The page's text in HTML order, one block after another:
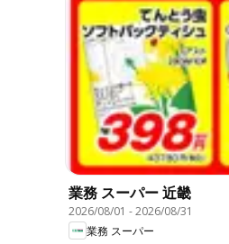
業務 スーパー 近畿
2026/08/01 -2026/08/31
業務 スーパー